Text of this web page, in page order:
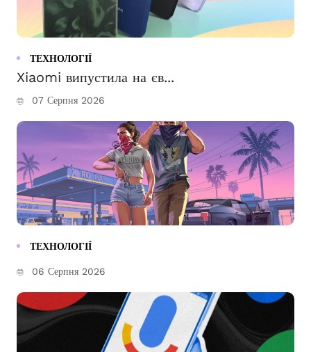
ТЕХНОЛОГІЇ
Xiaomi випустила на єв...
07 Серпня 2026
ТЕХНОЛОГІЇ
06 Серпня 2026